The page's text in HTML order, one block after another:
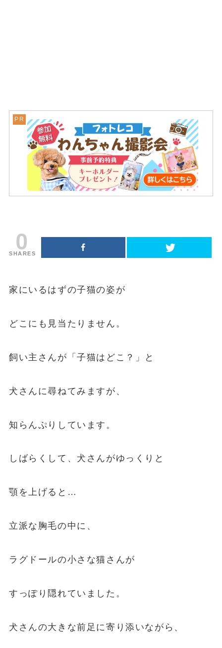
0
SHARES
家にいるはずの子猫の姿が
どこにも見当たりません。
飼い主さんが「子猫はどこ？」と
犬さんに尋ねてみますが、
知らんぷりしています。
しばらくして、犬さんがゆっくりと
顎を上げると…
立派な胸毛の中に、
ラグドールの小さな猫さんが
すっぽり隠れていました。
犬さんの大きな前足に寄り添いながら、